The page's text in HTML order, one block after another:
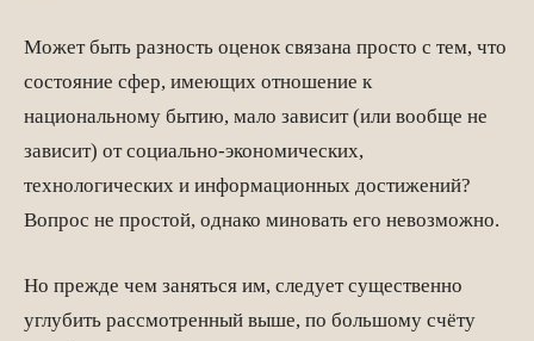
Может быть разность оценок связана просто с тем, что
состояние сфер, имеющих отношение к
национальному бытию, мало зависит (или вообще не
зависит) от социально-экономических,
технологических и информационных достижений?
Вопрос не простой, однако миновать его невозможно.
Но прежде чем заняться им, следует существенно
углубить рассмотренный выше, по большому счёту